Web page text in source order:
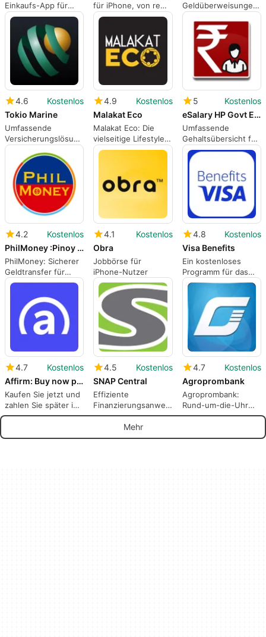
Einkaufs-App für
Millionen Produkte
für iPhone, von remy
dorel.
Geldüberweisungen
mit RemiTKu
4.6
Kostenlos
Tokio Marine
Umfassende
Versicherungslösung
für iPhone-Nutzer
4.9
Kostenlos
Malakat Eco
Malakat Eco: Die
vielseitige Lifestyle-
App
5
Kostenlos
eSalary HP Govt Employees
Umfassende
Gehaltsübersicht für
Beamte
4.2
Kostenlos
PhilMoney :Pinoy Ako
PhilMoney: Sicherer
Geldtransfer für
Filipinos
4.1
Kostenlos
Obra
Jobbörse für
iPhone-Nutzer
4.8
Kostenlos
Visa Benefits
Ein kostenloses
Programm für das
iPhone von Visa Inc..
4.7
Kostenlos
Affirm: Buy now pay over time
Kaufen Sie jetzt und
zahlen Sie später in
Raten.
4.5
Kostenlos
SNAP Central
Effiziente
Finanzierungsanwendung
für Händler
4.7
Kostenlos
Agroprombank
Agroprombank:
Rund-um-die-Uhr
Finanzmanagement
Mehr